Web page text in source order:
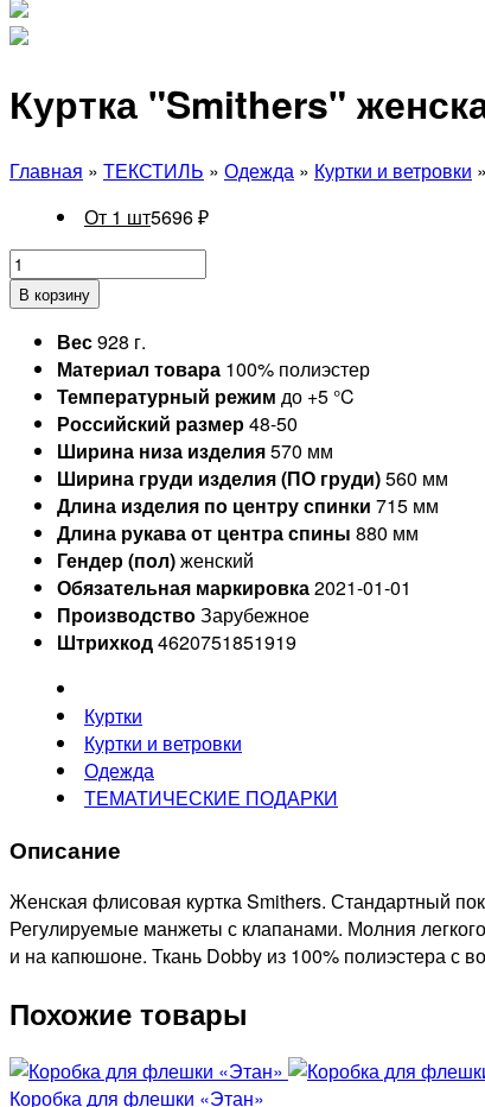
Куртка "Smithers"
Главная » ТЕКСТИЛЬ » Одежда » Куртки и ветровки »
От 1 шт5696₽
В корзину
Вес928 г.
Материал товара 100% полиэстер
Температурный режим до +5 °C
Российский размер48-50
Ширина низа изделия570 мм
Ширина груди изделия (ПО груди)560 мм
Длина изделия по центру спинки 715 мм
Длина рукава от центра спины 880 мм
Гендер (пол)женский
Обязательная маркировка2021-01-01
ПроизводствоЗарубежное
Штрихкод4620751851919
Куртки
Куртки и ветровки
Одежда
ТЕМАТИЧЕСКИЕ ПОДАРКИ
Описание
Женская флисовая куртка Smithers. Стандартный
Регулируемые манжеты с клапанами. Молния
и на капюшоне. Ткань Dobby из 100% полиэстера с
Похожие товары
Коробка для флешки «Этан»